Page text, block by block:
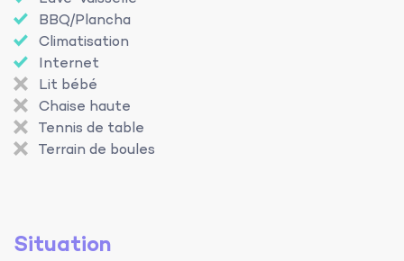
BBQ/Plancha
Climatisation
Internet
Lit bébé
Chaise haute
Tennis de table
Terrain de boules
Situation